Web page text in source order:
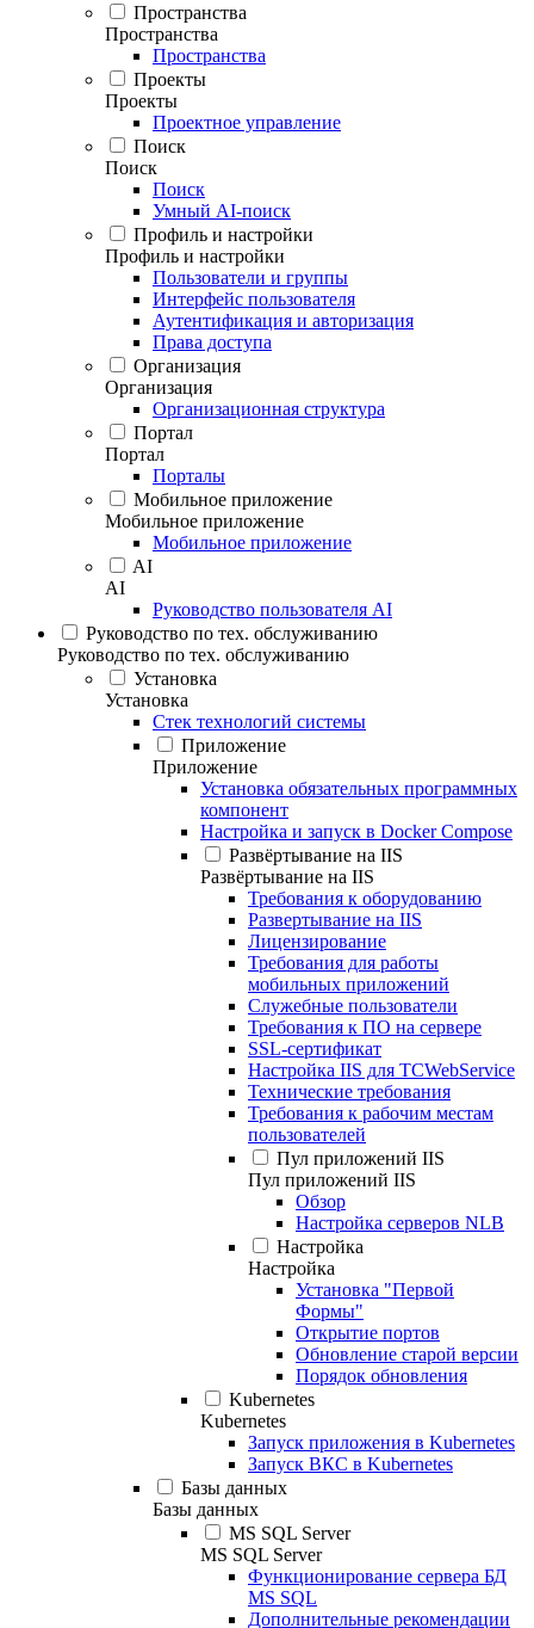
Пространства
Пространства
Пространства
Проекты
Проекты
Проектное управление
Поиск
Поиск
Поиск
Умный AI-поиск
Профиль и настройки
Профиль и настройки
Пользователи и группы
Интерфейс пользователя
Аутентификация и авторизация
Права доступа
Организация
Организация
Организационная структура
Портал
Портал
Порталы
Мобильное приложение
Мобильное приложение
Мобильное приложение
AI
AI
Руководство пользователя AI
Руководство по тех. обслуживанию
Руководство по тех. обслуживанию
Установка
Установка
Стек технологий системы
Приложение
Приложение
Установка обязательных программных
компонент
Настройка и запуск в Docker Compose
Развёртывание на IIS
Развёртывание на IIS
Требования к оборудованию
Развертывание на IIS
Лицензирование
Требования для работы
мобильных приложений
Служебные пользователи
Требования к ПО на сервере
SSL-сертификат
Настройка IIS для TCWebService
Технические требования
Требования к рабочим местам
пользователей
Пул приложений IIS
Пул приложений IIS
Обзор
Настройка серверов NLB
Настройка
Настройка
Установка "Первой
Формы"
Открытие портов
Обновление старой версии
Порядок обновления
Kubernetes
Kubernetes
Запуск приложения в Kubernetes
Запуск ВКС в Kubernetes
Базы данных
Базы данных
MS SQL Server
MS SQL Server
Функционирование сервера БД
MS SQL
Дополнительные рекомендации